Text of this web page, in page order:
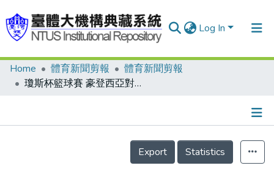
Log In
Communities & Collections
Home 體育新聞剪報
體育新聞剪報
瓊斯杯籃球賽 豪登西亞對決朴贊淑？瓊斯杯籃球賽後天登場 規模縮小 巴西、韓國巨星是否參賽球迷矚目
Details
Export
Statistics